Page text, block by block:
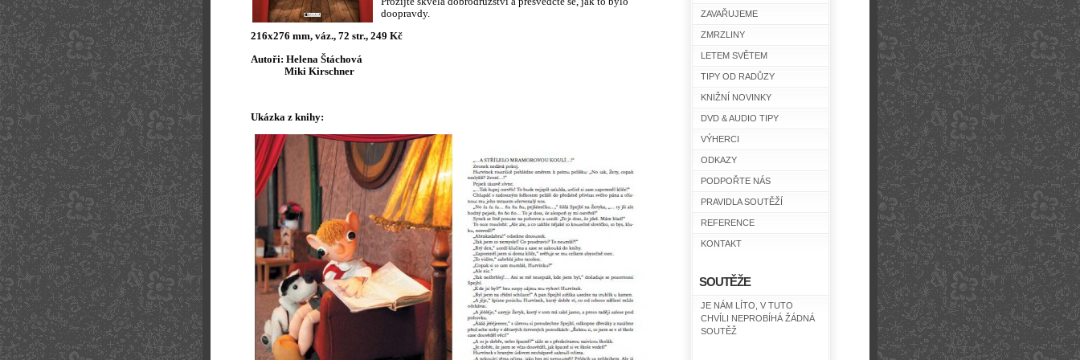
ZAVAŘUJEME
ZMRZLINY
LETEM SVĚTEM
TIPY OD RADŮZY
KNIŽNÍ NOVINKY
DVD & AUDIO TIPY
VÝHERCI
ODKAZY
PODPOŘTE NÁS
PRAVIDLA SOUTĚŽÍ
REFERENCE
KONTAKT
SOUTĚŽE
JE NÁM LÍTO, V TUTO
CHVÍLI NEPROBÍHÁ ŽÁDNÁ
SOUTĚŽ
doopravdy.
216x276 mm, váz., 72 str., 249 Kč
Autoři: Helena Štáchová
Miki Kirschner
Ukázka z knihy: